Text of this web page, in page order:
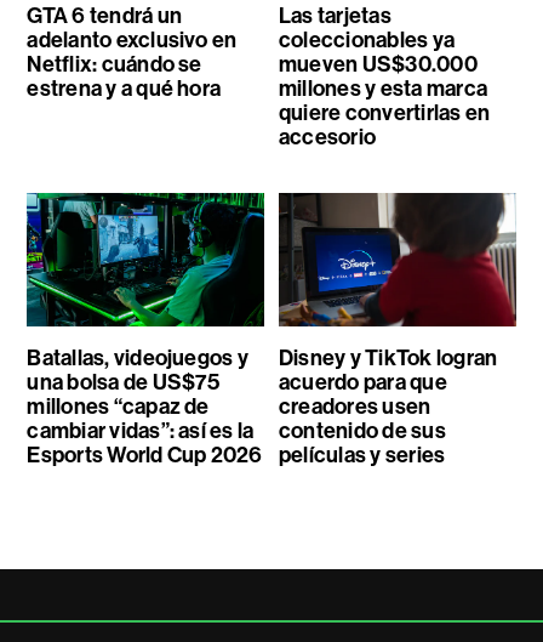
GTA 6 tendrá un
adelanto exclusivo en
Netflix: cuándo se
estrena y a qué hora
Las tarjetas
coleccionables ya
mueven US$30.000
millones y esta marca
quiere convertirlas en
accesorio
Batallas, videojuegos y
una bolsa de US$75
millones “capaz de
cambiar vidas”: así es la
Esports World Cup 2026
Disney y TikTok logran
acuerdo para que
creadores usen
contenido de sus
películas y series